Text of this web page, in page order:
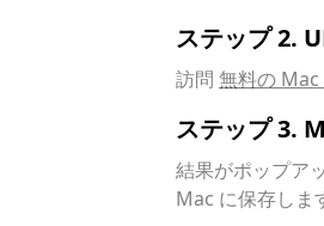
ステップ 2.
訪問 無料の
ステップ 3.
結果がポップア
Mac に保存しま